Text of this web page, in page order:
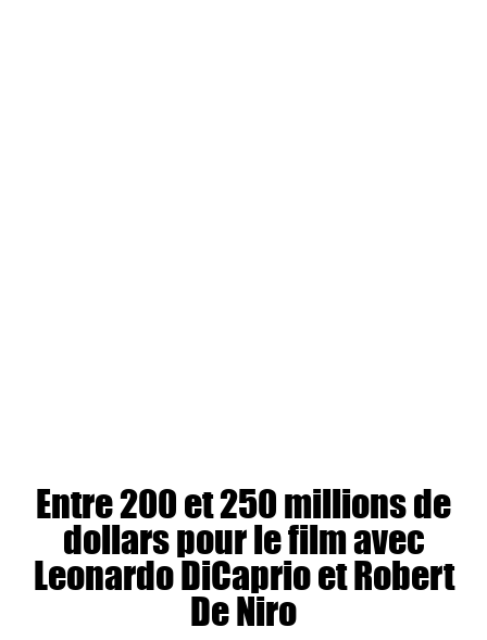
Entre 200 et 250 millions de
dollars pour le film avec
Leonardo DiCaprio et Robert
De Niro